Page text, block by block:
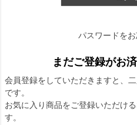
パスワードを
まだご登録がお
会員登録をしていただきますと、
です。
お気に入り商品をご登録いただけ
す。